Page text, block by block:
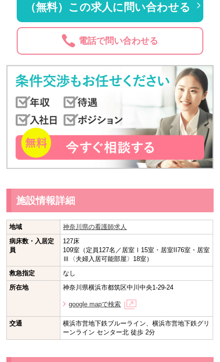
（無料）この求人に問い合わせる
電話で問い合わせる
施設情報詳細
地域
神奈川県の看護師求人
病床数・入居定
員
127床
109室（定員127名／居室Ⅰ15室・居室II76室・居室
Ⅲ〈夫婦入居可能部屋〉18室）
救急指定
なし
所在地
神奈川県横浜市都筑区中川中央1-29-24
google mapで検索
交通
横浜市営地下鉄ブルーライン、横浜市営地下鉄グリ
ーンライン センター北 徒歩 2分